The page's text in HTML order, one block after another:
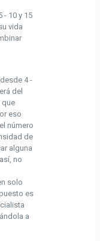
- 10 y 15
vida
4 -
del
que
eso
número
de
alguna
no
solo
es
a